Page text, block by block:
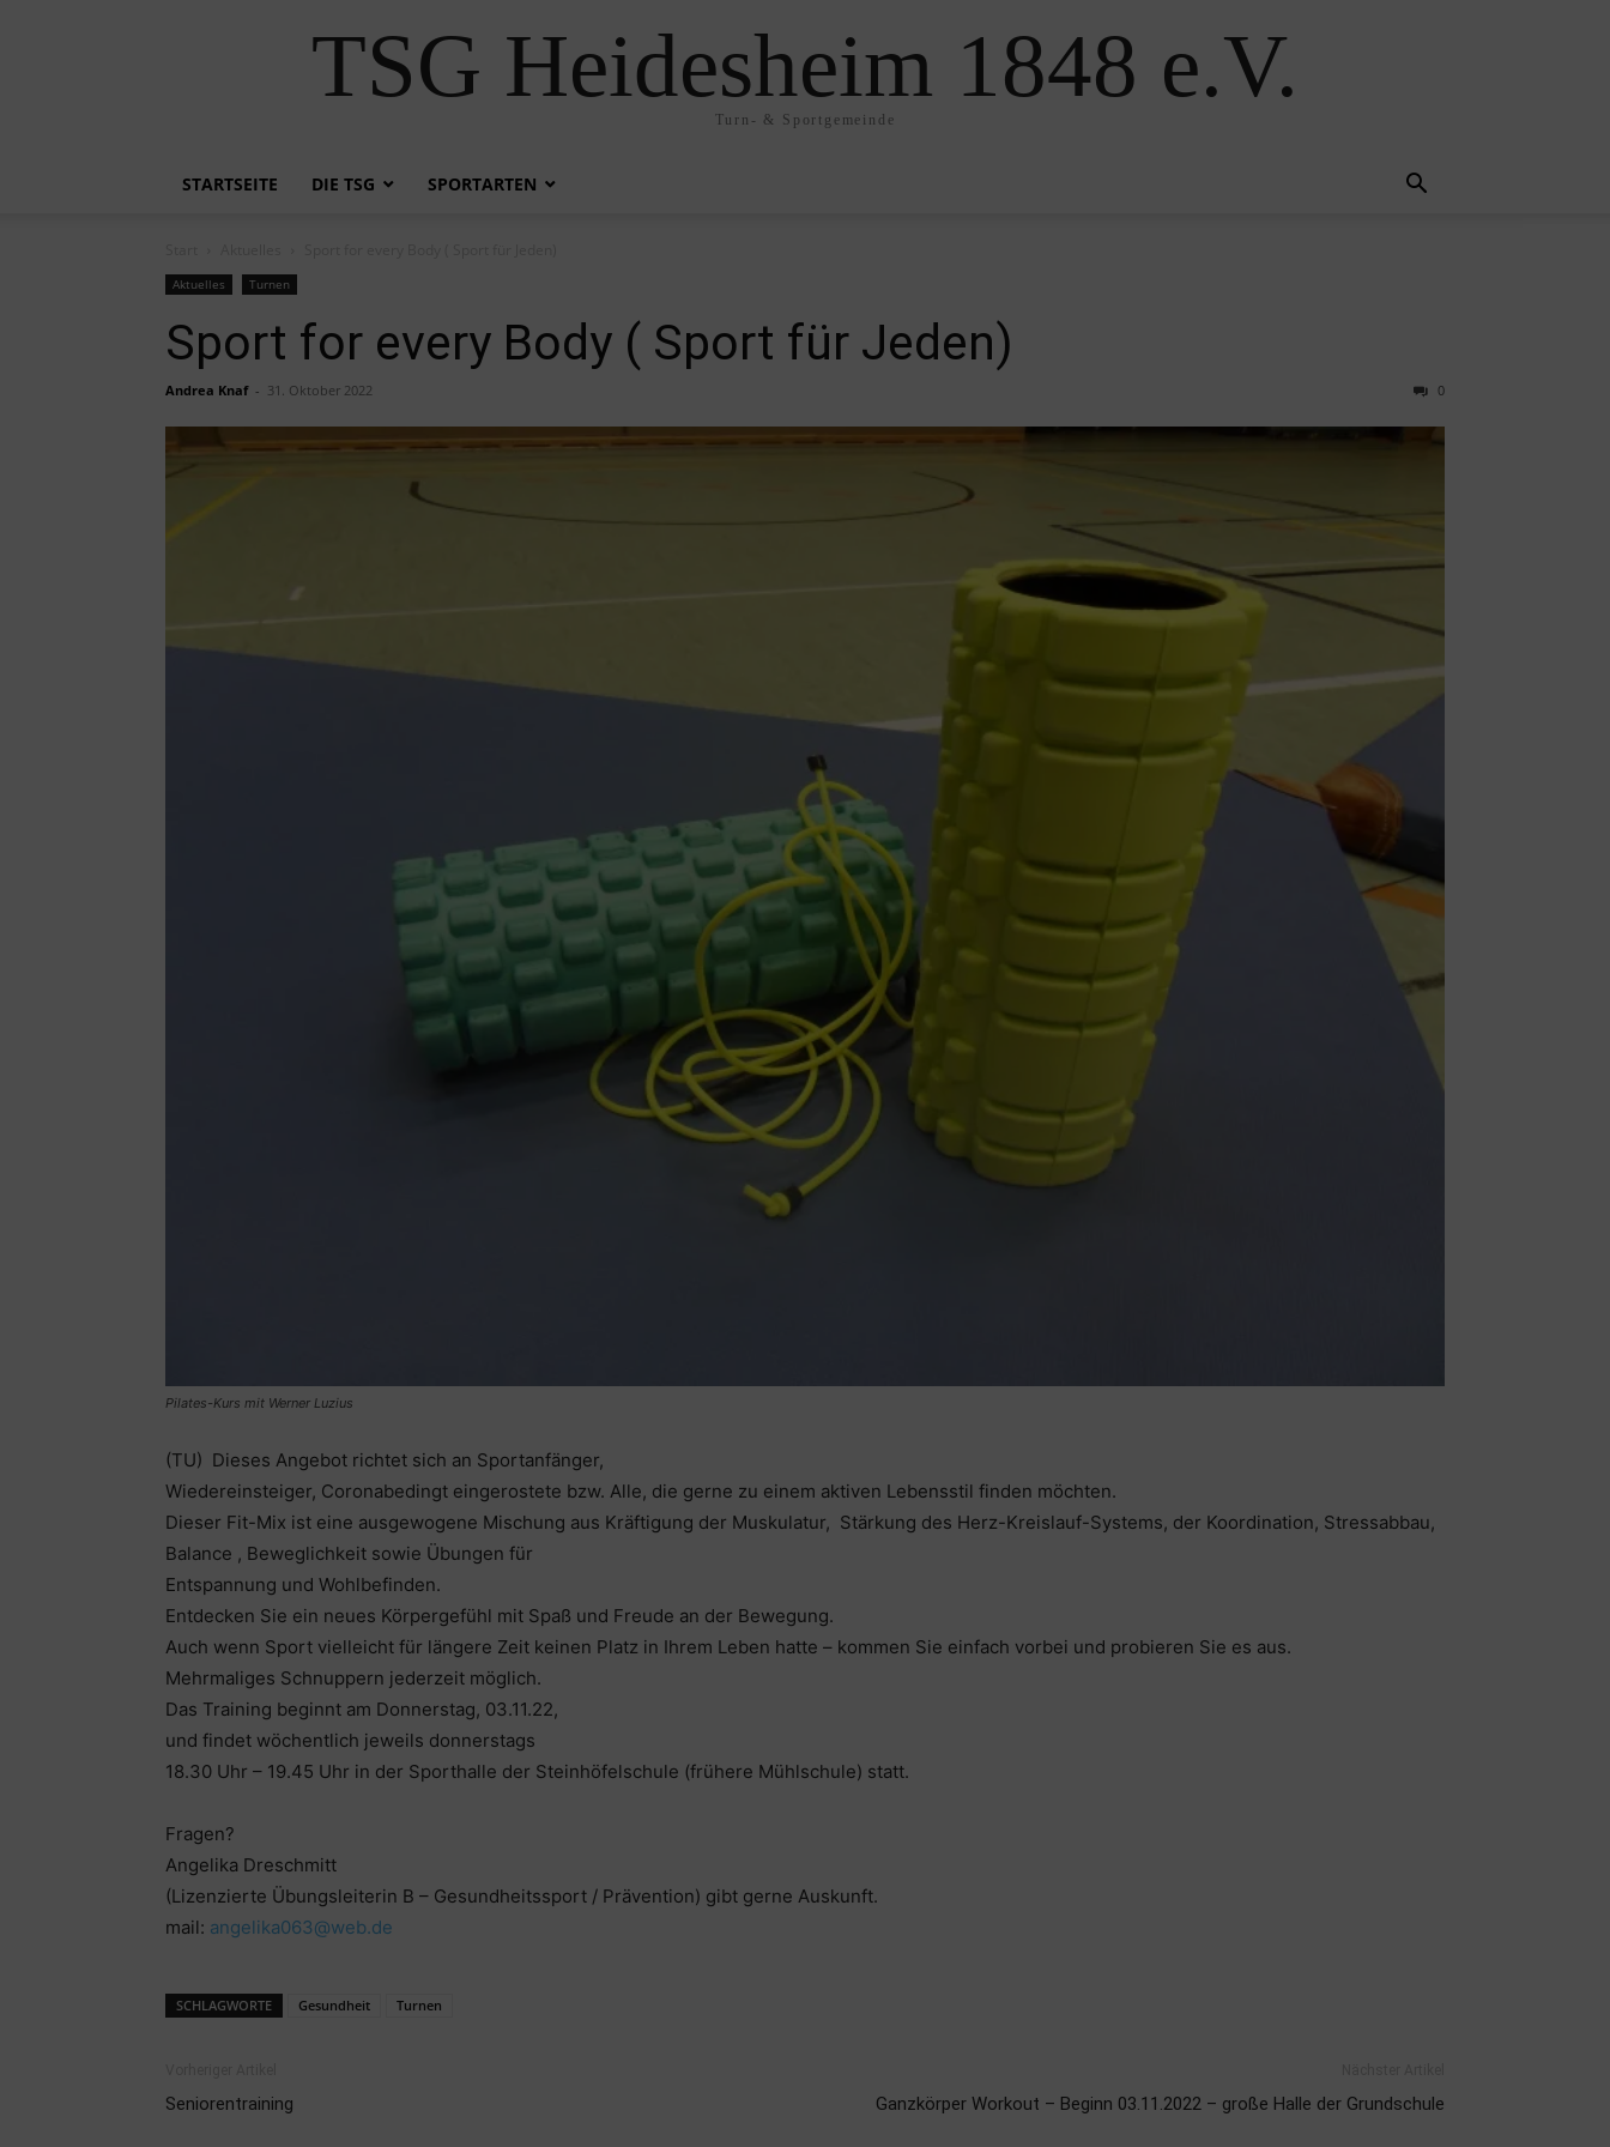
TSG Heidesheim 1848 e.V.
Turn- & Sportgemeinde
STARTSEITE DIE TSG SPORTARTEN
Aktuelles Turnen
Sport for every Body ( Sport für Jeden)
Andrea Knaf - 31. Oktober 2022 0
Pilates-Kurs mit Werner Luzius
(TU) Dieses Angebot richtet sich an Sportanfänger,
Wiedereinsteiger, Coronabedingt eingerostete bzw. Alle, die gerne zu einem aktiven Lebensstil finden möchten.
Dieser Fit-Mix ist eine ausgewogene Mischung aus Kräftigung der Muskulatur, Stärkung des Herz-Kreislauf-Systems, der Koordination, Stressabbau,
Balance , Beweglichkeit sowie Übungen für
Entspannung und Wohlbefinden.
Entdecken Sie ein neues Körpergefühl mit Spaß und Freude an der Bewegung.
Auch wenn Sport vielleicht für längere Zeit keinen Platz in Ihrem Leben hatte – kommen Sie einfach vorbei und probieren Sie es aus.
Mehrmaliges Schnuppern jederzeit möglich.
Das Training beginnt am Donnerstag, 03.11.22,
und findet wöchentlich jeweils donnerstags
18.30 Uhr – 19.45 Uhr in der Sporthalle der Steinhöfelschule (frühere Mühlschule) statt.
Fragen?
Angelika Dreschmitt
(Lizenzierte Übungsleiterin B – Gesundheitssport / Prävention) gibt gerne Auskunft.
mail: angelika063@web.de
SCHLAGWORTE Gesundheit Turnen
Seniorentraining Ganzkörper Workout – Beginn 03.11.2022 – große Halle der Grundschule